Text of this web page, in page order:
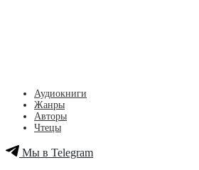
Аудиокниги
Жанры
Авторы
Чтецы
Мы в Telegram